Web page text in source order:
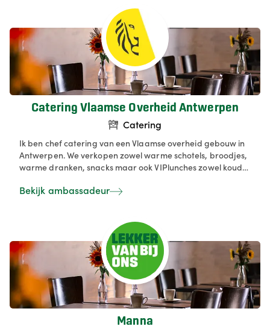
voor biologische, veganistische en vegetarische opties.
Catering Vlaamse Overheid Antwerpen
Catering
Ik ben chef catering van een Vlaamse overheid gebouw in
Antwerpen. We verkopen zowel warme schotels, broodjes,
warme dranken, snacks maar ook VIPlunches zowel koud
lokaal en bioproducten.
Bekijk ambassadeur
Manna